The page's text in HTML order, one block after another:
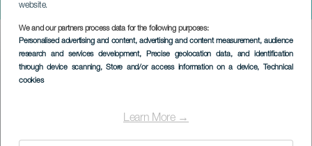
website.
We and our partners process data for the following purposes:
Personalised advertising and content, advertising and content measurement, audience
research and services development, Precise geolocation data, and identification
through device scanning, Store and/or access information on a device, Technical
cookies
Learn More →
en concert
Imagen
Listado